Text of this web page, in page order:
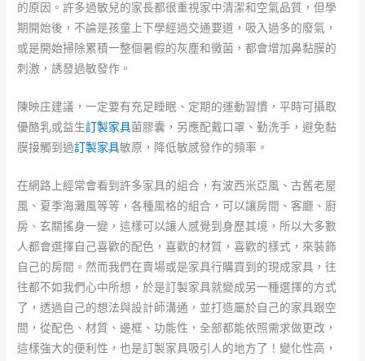
的原因。許多過敏兒的家長都很重視家中清潔和空氣品質，但學
期開始後，不論是孩童上下學經過交通要道，吸入過多的廢氣，
或是開始掃除累積一整個暑假的灰塵和黴菌，都會增加鼻黏膜的
刺激，誘發過敏發作。
陳映庄建議，一定要有充足睡眠、定期的運動習慣，平時可攝取
優酪乳或益生訂製家具菌膠囊，另應配戴口罩、勤洗手，避免黏
膜接觸到過訂製家具敏原，降低敏感發作的頻率。
在網路上經常會看到許多家具的組合，有波西米亞風、古舊老屋
風、夏季海灘風等等，各種風格的組合，可以讓房間、客廳、廚
房、玄關搖身一變，這樣可以讓人感覺到身歷其境，所以大多數
人都會選擇自己喜歡的配色，喜歡的材質，喜歡的樣式，來裝飾
自己的房間。然而我們在賣場或是家具行購買到的現成家具，往
往都不如我們心中所想，於是訂製家具就變成另一種選擇的方式
了，透過自己的想法與設計師溝通，並打造屬於自己的家具跟空
間，從配色、材質、邊框、功能性，全部都能依照需求做更改，
這樣強大的便利性，也是訂製家具吸引人的地方了！變化性高，